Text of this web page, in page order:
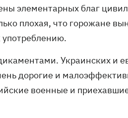
элементарных благ
плохая, что горожане
употреблению.
Украинских и
дорогие и
военные и